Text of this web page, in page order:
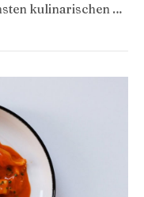
kulinarischen …